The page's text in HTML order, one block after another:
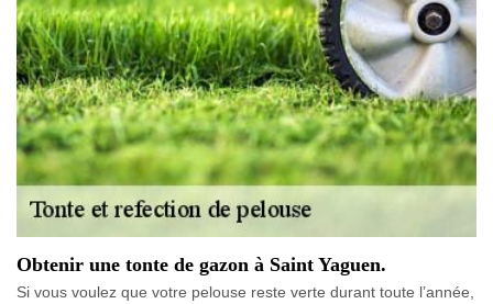
Obtenir une tonte de gazon à Saint Yaguen.
Si vous voulez que votre pelouse reste verte durant toute l’année,